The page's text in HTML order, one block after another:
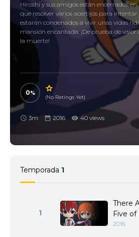
Hiroshi y sus amigos están encerrados
que resolver varios acertijos para
estarán condenados a vivir unas vidas
mansión encantada. ¡De prueba de
la muerte!
0
(No Ratings Yet)
3m 2016 40 views
Temporada 1
1
There
Five of
2016